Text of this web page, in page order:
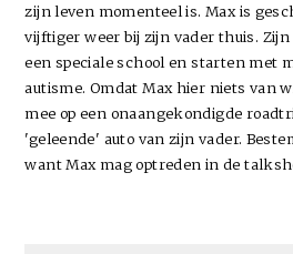
zijn leven momenteel is. Max is
vijftiger weer bij zijn vader thuis. Zijn
een speciale school en starten met
autisme. Omdat Max hier niets van
mee op een onaangekondigde
'geleende' auto van zijn vader.
want Max mag optreden in de